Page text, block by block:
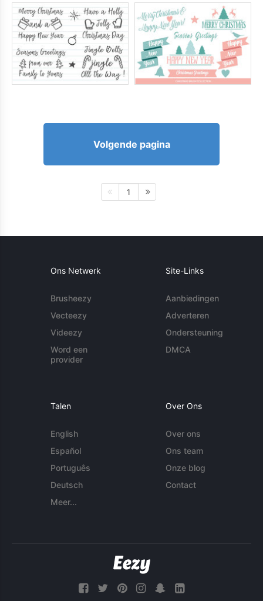
Volgende pagina
1
Ons Netwerk
Brusheezy
Vecteezy
Videezy
Word een
provider
Site-Links
Aanbiedingen
Adverteren
Ondersteuning
DMCA
Talen
English
Español
Português
Deutsch
Meer...
Over Ons
Over ons
Ons team
Onze blog
Contact